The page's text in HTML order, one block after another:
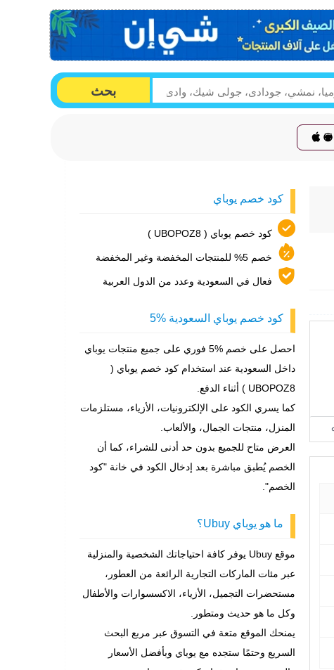
بحث
كود خصم يوباي
كود خصم يوباي ( UBOPOZ8 )
خصم 5% للمنتجات المخفضة وغير المخفضة
فعال في السعودية وعدد من الدول العربية
كود خصم يوباي السعودية %5
احصل على خصم %5 فوري على جميع منتجات يوباي
داخل السعودية عند استخدام كود خصم يوباي (
UBOPOZ8 ) أثناء الدفع.
كما يسري الكود على الإلكترونيات، الأزياء، مستلزمات
المنزل، منتجات الجمال، والألعاب.
العرض متاح للجميع بدون حد أدنى للشراء، كما أن
الخصم يُطبق مباشرة بعد إدخال الكود في خانة "كود
الخصم".
ما هو يوباي Ubuy؟
موقع Ubuy يوفر كافة احتياجاتك الشخصية والمنزلية
عبر مئات الماركات التجارية الرائعة من العطور،
مستحضرات التجميل، الأزياء، الاكسسوارات والأطفال
وكل ما هو حديث ومتطور.
يمنحك الموقع متعة في التسوق عبر مربع البحث
السريع وحتمًا ستجده مع يوباي وبأفضل الأسعار